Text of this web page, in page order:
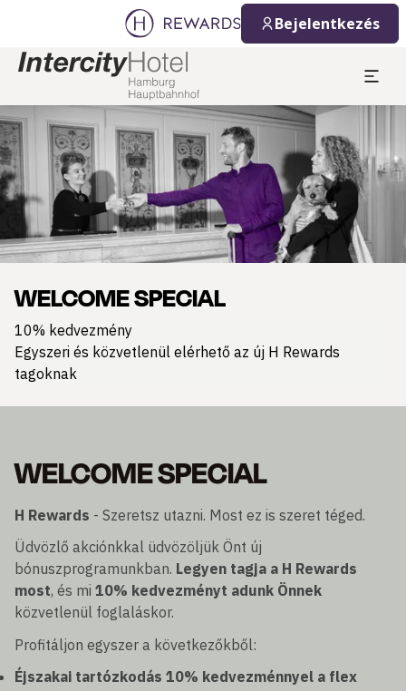
Bejelentkezés
Dia: 1 of 1
WELCOME SPECIAL
10% kedvezmény
Egyszeri és közvetlenül elérhető az új H Rewards
tagoknak
WELCOME SPECIAL
H Rewards - Szeretsz utazni. Most ez is szeret téged.
Üdvözlő akciónkkal üdvözöljük Önt új
bónuszprogramunkban. Legyen tagja a H Rewards
most, és mi 10% kedvezményt adunk Önnek
közvetlenül foglaláskor.
Profitáljon egyszer a következőkből:
Éjszakai tartózkodás 10% kedvezménnyel a flex